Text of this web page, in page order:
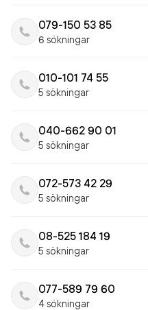
079-150 53 85
6 sökningar
010-101 74 55
5 sökningar
040-662 90 01
5 sökningar
072-573 42 29
5 sökningar
08-525 184 19
5 sökningar
077-589 79 60
4 sökningar